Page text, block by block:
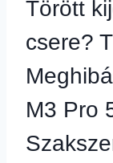
Törött
csere?
M3 Pro